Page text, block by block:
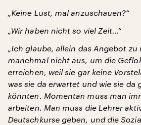
„Keine Lust, mal anzuschauen?“
„Wir haben nicht so viel Zeit…“
„Ich glaube, allein das Angebot
manchmal nicht aus, um die
erreichen, weil sie gar keine
was sie da erwartet und wie sie da
könnten. Momentan muss man
arbeiten. Man muss die Lehrer
Deutschkurse geben, und die